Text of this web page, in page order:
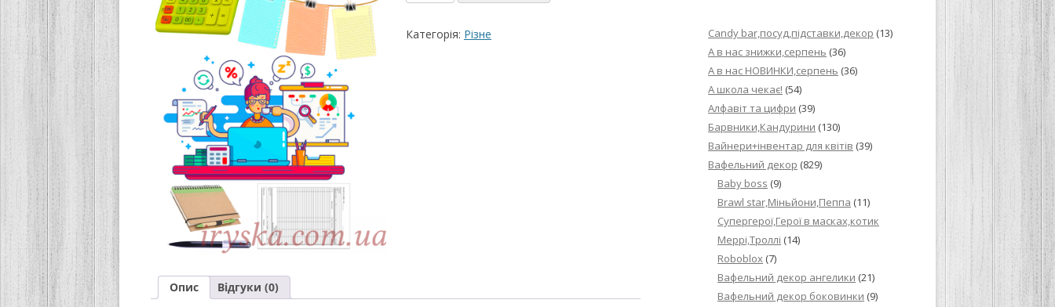
ТОРТУ,РЕЦЕПТ ПРИГОТУВАННЯ
РЕЦЕПТ МАСТИКИ ДЛЯ
ПОКРИТТЯ ТОРТІВ НА ОСНОВІ
РЕЦЕПТ ЛИМОННОГО ПИРОГА З
МИГДАЛЬНЕ ПЕЧИВКО
“ЗГУЩЕНОГО МОЛОКА БАГАТО
НЕ БУВАЄ АБО УЛЮБЛЕНИЙ
ДЕСЕРТ АРГЕНТИНЦІВ”
декор
кількість
Категорія: Різне
Опис Відгуки (0)
Candy bar,посуд,підставки,декор (13)
А в нас знижки,серпень (36)
А в нас НОВИНКИ,серпень (36)
А школа чекає! (54)
Алфавіт та цифри (39)
Барвники,Кандурини (130)
Вайнери+інвентар для квітів (39)
Вафельний декор (829)
Baby boss (9)
Brawl star,Міньйони,Пеппа (11)
Cупергерої,Герої в масках,котик
Меррі,Троллі (14)
Roboblox (7)
Вафельний декор ангелики (21)
Вафельний декор боковинки (9)